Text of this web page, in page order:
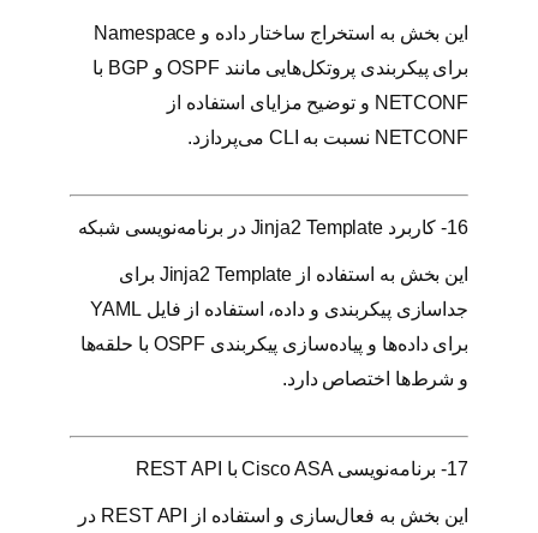
این بخش به استخراج ساختار داده و Namespace
برای پیکربندی پروتکل‌هایی مانند OSPF و BGP با
NETCONF و توضیح مزایای استفاده از
NETCONF نسبت به CLI می‌پردازد.
16- کاربرد Jinja2 Template در برنامه‌نویسی شبکه
این بخش به استفاده از Jinja2 Template برای
جداسازی پیکربندی و داده، استفاده از فایل YAML
برای داده‌ها و پیاده‌سازی پیکربندی OSPF با حلقه‌ها
و شرط‌ها اختصاص دارد.
17- برنامه‌نویسی Cisco ASA با REST API
این بخش به فعال‌سازی و استفاده از REST API در